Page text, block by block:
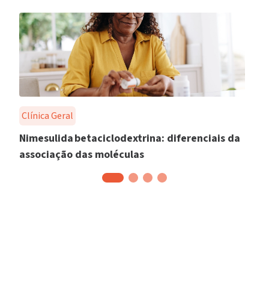
Clínica Geral
Nimesulida betaciclodextrina: diferenciais da
associação das moléculas